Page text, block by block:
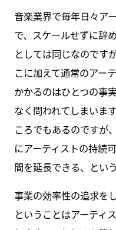
音楽業界で毎年日々ア
で、スケールせずに辞
としては同じなのです
こに加えて通常のアー
かかるのはひとつの事
なく問われてしまいま
ころでもあるのですが
にアーティストの持続
間を延長できる、とい
事業の効率性の追求を
ということはアーティ